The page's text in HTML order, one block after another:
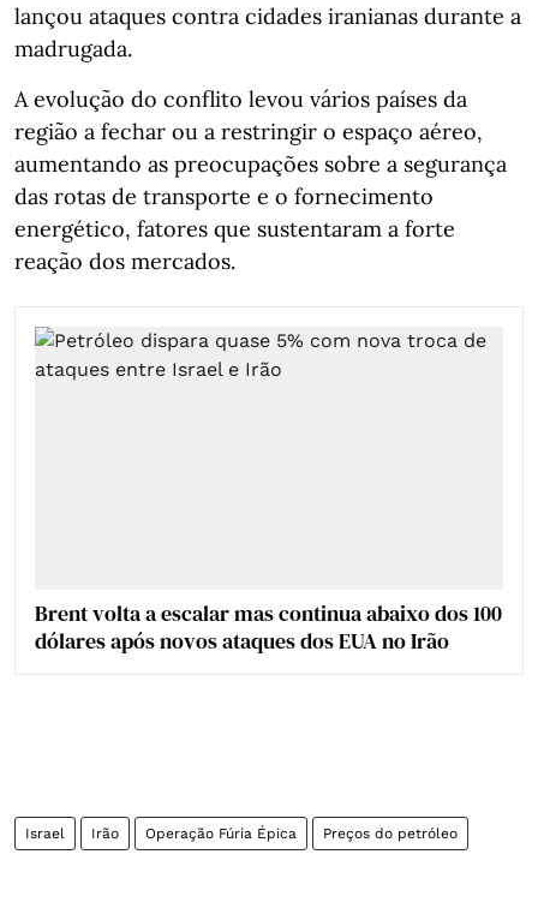
lançou ataques contra cidades iranianas durante a
madrugada.
A evolução do conflito levou vários países da
região a fechar ou a restringir o espaço aéreo,
aumentando as preocupações sobre a segurança
das rotas de transporte e o fornecimento
energético, fatores que sustentaram a forte
reação dos mercados.
Brent volta a escalar mas continua abaixo dos 100
dólares após novos ataques dos EUA no Irão
Israel Irão Operação Fúria Épica Preços do petróleo